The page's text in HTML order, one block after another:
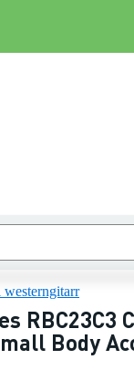
westerngitarr
RBC23C3
Body